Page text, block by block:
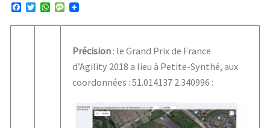
c
T
i
W
a
M
s
Précision : le Grand Prix de France
d’Agility 2018 a lieu à Petite-Synthé, aux
coordonnées : 51.014137 2.340996 :